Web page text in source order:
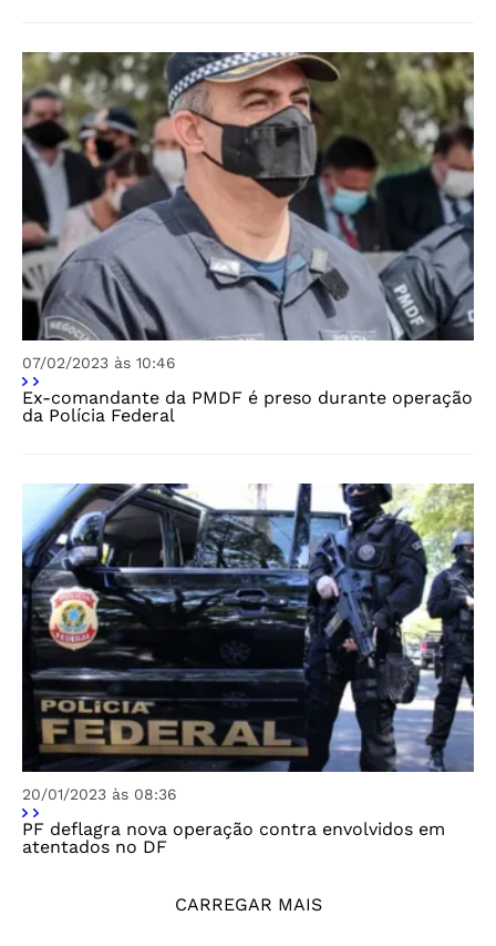
07/02/2023 às 10:46
Ex-comandante da PMDF é preso durante operação
da Polícia Federal
20/01/2023 às 08:36
PF deflagra nova operação contra envolvidos em
atentados no DF
CARREGAR MAIS